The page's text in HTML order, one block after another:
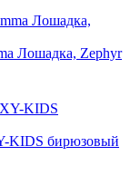
Лошадка, Zephyr
KIDS бирюзовый